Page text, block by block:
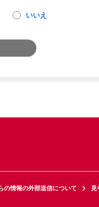
いいえ
の情報の外部送信について
見